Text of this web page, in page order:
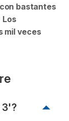
bastantes
Los
mil veces
3'?